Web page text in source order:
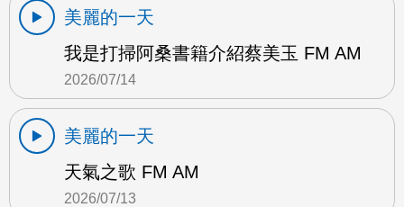
美麗的一天
我是打掃阿桑書籍介紹蔡美玉 FM AM
2026/07/14
美麗的一天
天氣之歌 FM AM
2026/07/13